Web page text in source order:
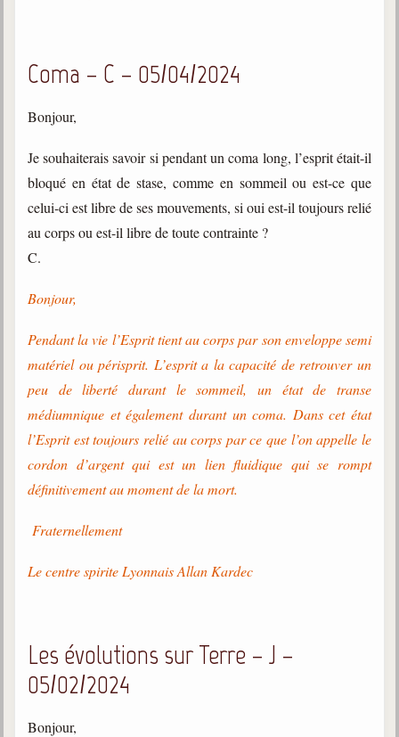
Coma – C – 05/04/2024
Bonjour,
Je souhaiterais savoir si pendant un coma long, l’esprit était-il
bloqué en état de stase, comme en sommeil ou est-ce que
celui-ci est libre de ses mouvements, si oui est-il toujours relié
au corps ou est-il libre de toute contrainte ?
C.
Bonjour,
Pendant la vie l’Esprit tient au corps par son enveloppe semi
matériel ou périsprit. L’esprit a la capacité de retrouver un
peu de liberté durant le sommeil, un état de transe
médiumnique et également durant un coma. Dans cet état
l’Esprit est toujours relié au corps par ce que l’on appelle le
cordon d’argent qui est un lien fluidique qui se rompt
définitivement au moment de la mort.
Fraternellement
Le centre spirite Lyonnais Allan Kardec
Les évolutions sur Terre – J –
05/02/2024
Bonjour,